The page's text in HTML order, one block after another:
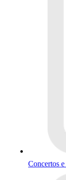
Concertos